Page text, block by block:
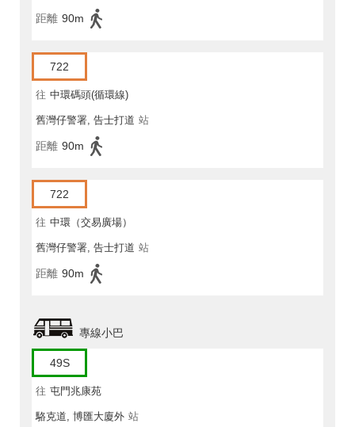
距離 90m
722
往 中環碼頭(循環線)
舊灣仔警署, 告士打道 站
距離 90m
722
往 中環（交易廣場）
舊灣仔警署, 告士打道 站
距離 90m
專線小巴
49S
往 屯門兆康苑
駱克道, 博匯大廈外 站